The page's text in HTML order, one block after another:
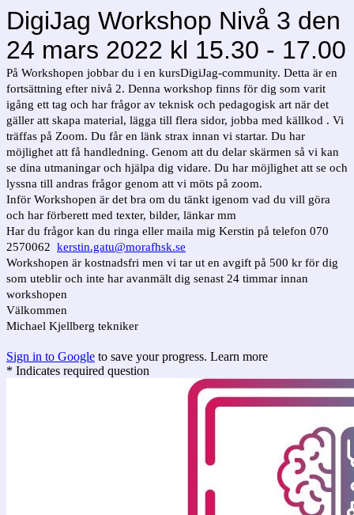
DigiJag Workshop Nivå 3 den
24 mars 2022 kl 15.30 - 17.00
På Workshopen jobbar du i en kursDigiJag-community. Detta är en
fortsättning efter nivå 2. Denna workshop finns för dig som varit
igång ett tag och har frågor av teknisk och pedagogisk art när det
gäller att skapa material, lägga till flera sidor, jobba med källkod . Vi
träffas på Zoom. Du får en länk strax innan vi startar. Du har
möjlighet att få handledning. Genom att du delar skärmen så vi kan
se dina utmaningar och hjälpa dig vidare. Du har möjlighet att se och
lyssna till andras frågor genom att vi möts på zoom.
Inför Workshopen är det bra om du tänkt igenom vad du vill göra
och har förberett med texter, bilder, länkar mm
Har du frågor kan du ringa eller maila mig Kerstin på telefon 070
2570062 kerstin.gatu@morafhsk.se
Workshopen är kostnadsfri men vi tar ut en avgift på 500 kr för dig
som uteblir och inte har avanmält dig senast 24 timmar innan
workshopen
Välkommen
Michael Kjellberg tekniker
Sign in to Google to save your progress. Learn more
* Indicates required question